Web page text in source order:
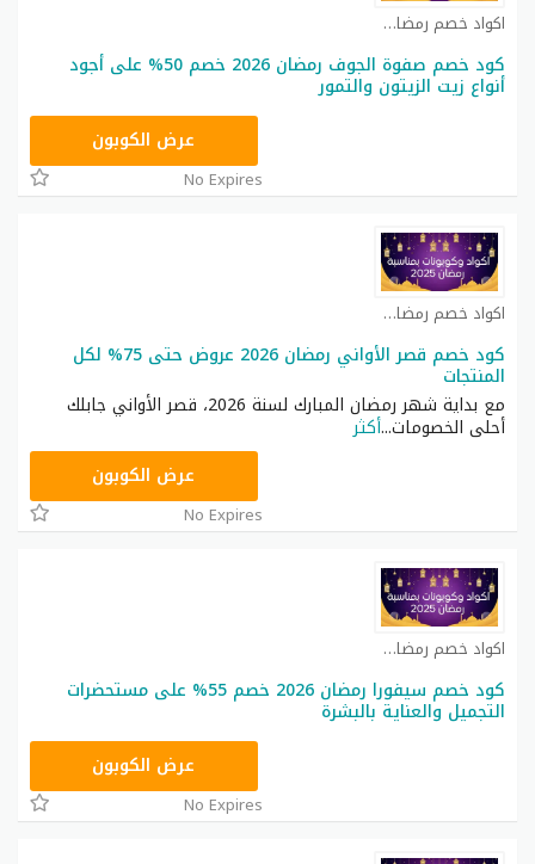
اكواد خصم رمضان كوبون
كود خصم صفوة الجوف رمضان 2026 خصم 50% على أجود
أنواع زيت الزيتون والتمور
عرض الكوبون
No Expires
اكواد خصم رمضان كوبون
كود خصم قصر الأواني رمضان 2026 عروض حتى 75% لكل
المنتجات
مع بداية شهر رمضان المبارك لسنة 2026، قصر الأواني جابلك
أحلى الخصومات...أكثر
عرض الكوبون
No Expires
اكواد خصم رمضان كوبون
كود خصم سيفورا رمضان 2026 خصم 55% على مستحضرات
التجميل والعناية بالبشرة
FW108عرض الكوبون
No Expires